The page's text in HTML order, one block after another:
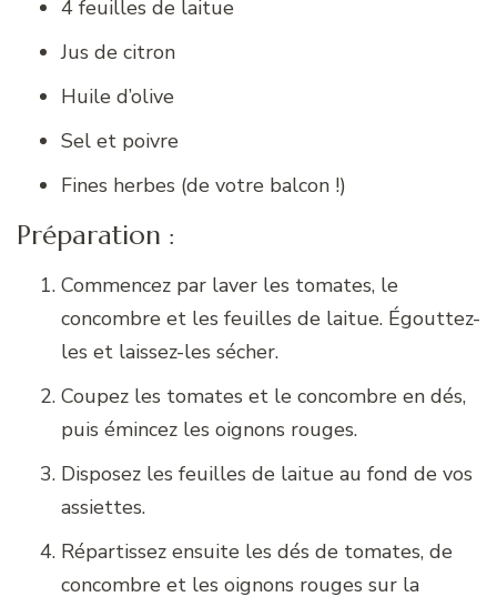
4 feuilles de laitue
Jus de citron
Huile d’olive
Sel et poivre
Fines herbes (de votre balcon !)
Préparation :
Commencez par laver les tomates, le
concombre et les feuilles de laitue. Égouttez-
les et laissez-les sécher.
Coupez les tomates et le concombre en dés,
puis émincez les oignons rouges.
Disposez les feuilles de laitue au fond de vos
assiettes.
Répartissez ensuite les dés de tomates, de
concombre et les oignons rouges sur la